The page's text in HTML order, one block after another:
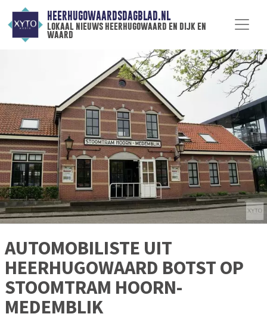
HEERHUGOWAARDSDAGBLAD.NL
lokaal nieuws heerhugowaard en dijk en
waard
AUTOMOBILISTE UIT
HEERHUGOWAARD BOTST OP
STOOMTRAM HOORN-
MEDEMBLIK